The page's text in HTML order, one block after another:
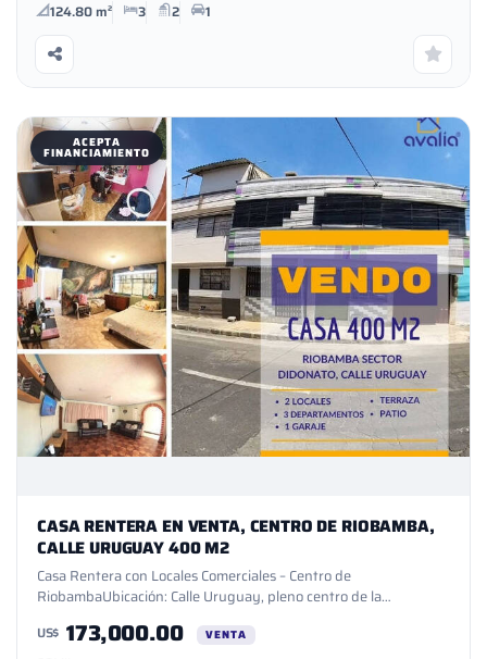
124.80 m² 3 2 1
CASA RENTERA EN VENTA, CENTRO DE RIOBAMBA,
CALLE URUGUAY 400 M2
Casa Rentera con Locales Comerciales – Centro de
RiobambaUbicación: Calle Uruguay, pleno centro de la
m²Características principales:2 locales comerciales listos para
US$ 173,000.00 VENTA
ACEPTA
FINANCIAMIENTO